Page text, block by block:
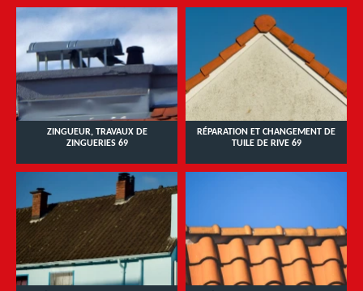
ZINGUEUR, TRAVAUX DE
ZINGUERIES 69
RÉPARATION ET CHANGEMENT DE
TUILE DE RIVE 69